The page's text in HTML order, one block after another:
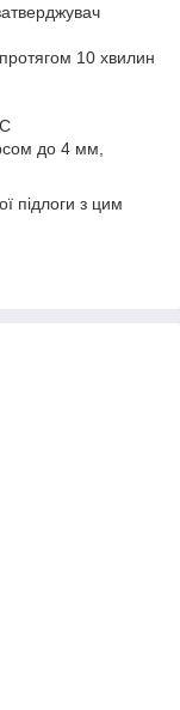
10 хвилин
до 4 мм,
підлоги з цим